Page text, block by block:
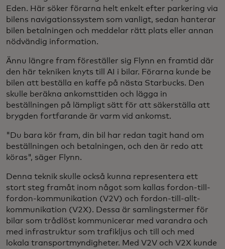
Eden. Här söker förarna helt enkelt efter parkering via
bilens navigationssystem som vanligt, sedan hanterar
bilen betalningen och meddelar rätt plats eller annan
nödvändig information.
Ännu längre fram föreställer sig Flynn en framtid där
den här tekniken knyts till AI i bilar. Förarna kunde be
bilen att beställa en kaffe på nästa Starbucks. Den
skulle beräkna ankomsttiden och lägga in
beställningen på lämpligt sätt för att säkerställa att
brygden fortfarande är varm vid ankomst.
"Du bara kör fram, din bil har redan tagit hand om
beställningen och betalningen, och den är redo att
köras", säger Flynn.
Denna teknik skulle också kunna representera ett
stort steg framåt inom något som kallas fordon-till-
fordon-kommunikation (V2V) och fordon-till-allt-
kommunikation (V2X). Dessa är samlingstermer för
bilar som trådlöst kommunicerar med varandra och
med infrastruktur som trafikljus och till och med
lokala transportmyndigheter. Med V2V och V2X kunde